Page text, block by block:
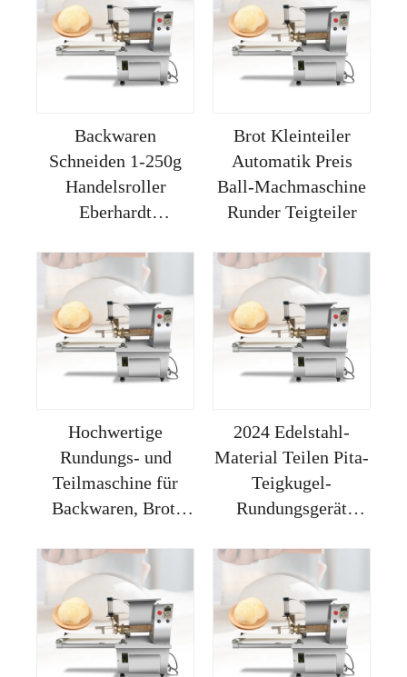
Backwaren
Schneiden 1-250g
Handelsroller
Eberhardt
Industrie Teiltisch
Teigrundungsgerät
Pizza
Brot Kleinteiler
Automatik Preis
Ball-Machmaschine
Runder Teigteiler
Hochwertige
Rundungs- und
Teilmaschine für
Backwaren, Brot,
und Kekse
2024 Edelstahl-
Material Teilen Pita-
Teigkugel-
Rundungsgerät
Maquina De
Boleadora Masa Pan